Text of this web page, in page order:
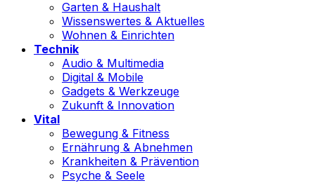
Garten & Haushalt
Wissenswertes & Aktuelles
Wohnen & Einrichten
Technik
Audio & Multimedia
Digital & Mobile
Gadgets & Werkzeuge
Zukunft & Innovation
Vital
Bewegung & Fitness
Ernährung & Abnehmen
Krankheiten & Prävention
Psyche & Seele